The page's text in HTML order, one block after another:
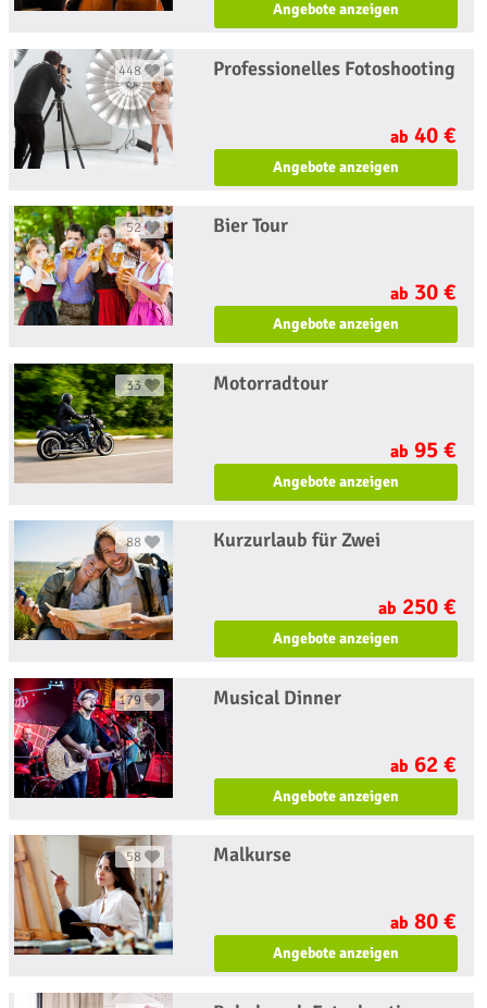
Angebote anzeigen
448 Professionelles Fotoshooting
ab 40 €
Angebote anzeigen
52 Bier Tour
ab 30 €
Angebote anzeigen
33 Motorradtour
ab 95 €
Angebote anzeigen
88 Kurzurlaub für Zwei
ab 250 €
Angebote anzeigen
179 Musical Dinner
ab 62 €
Angebote anzeigen
58 Malkurse
ab 80 €
Angebote anzeigen